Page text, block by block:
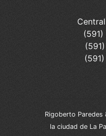
Rigoberto Paredes
la ciudad de La